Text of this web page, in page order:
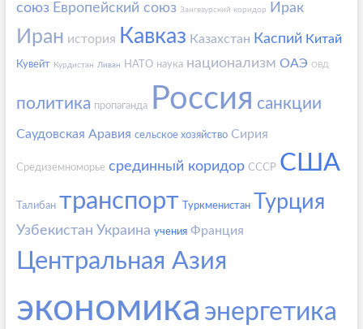
союз Европейский союз Зангезурский коридор Ирак
Иран история Кавказ Казахстан Каспий Китай
Кувейт Курдистан Ливан НАТО наука национализм ОАЭ ОВД
политика пропаганда Россия санкции
Саудовская Аравия сельское хозяйство Сирия
Средиземноморье срединный коридор СССР США
Талибан транспорт Туркменистан Турция
Узбекистан Украина учения Франция
Центральная Азия
экономика энергетика